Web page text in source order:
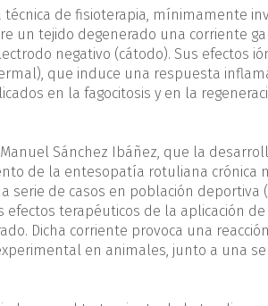
de fisioterapia, mínimamente
un tejido degenerado una corriente
negativo (cátodo). Sus efectos
que induce una respuesta
en la fagocitosis y en la
Sánchez Ibáñez, que la
de la entesopatía rotuliana crónica
serie de casos en población deportiva
efectos terapéuticos de la aplicación
Dicha corriente provoca una
en animales, junto a una